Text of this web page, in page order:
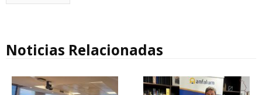
Noticias Relacionadas